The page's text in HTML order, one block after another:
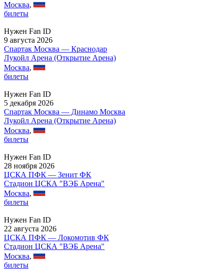
Москва,
билеты
Нужен Fan ID
9 августа 2026
Спартак Москва — Краснодар
Лукойл Арена (Открытие Арена)
Москва,
билеты
Нужен Fan ID
5 декабря 2026
Спартак Москва — Динамо Москва
Лукойл Арена (Открытие Арена)
Москва,
билеты
Нужен Fan ID
28 ноября 2026
ЦСКА ПФК — Зенит ФК
Стадион ЦСКА "ВЭБ Арена"
Москва,
билеты
Нужен Fan ID
22 августа 2026
ЦСКА ПФК — Локомотив ФК
Стадион ЦСКА "ВЭБ Арена"
Москва,
билеты